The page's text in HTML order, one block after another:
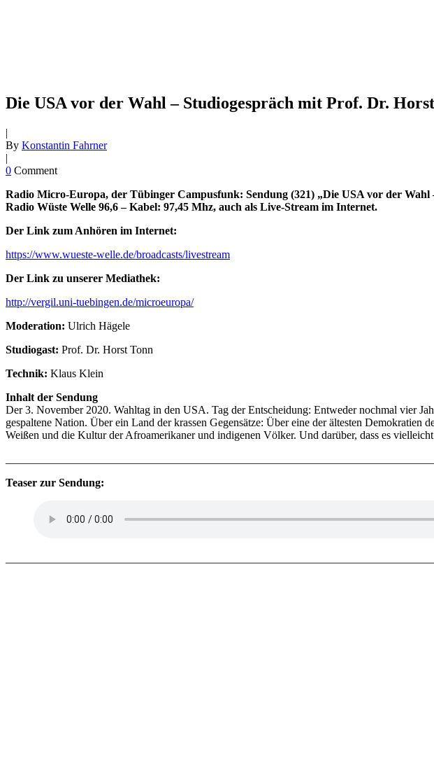
Die USA vor der Wahl – Studiogespräch mit Prof. Dr.
|
By Konstantin Fahrner
|
0 Comment
Radio Micro-Europa, der Tübinger Campusfunk: Sendung (321) „Die USA vor der
Radio Wüste Welle 96,6 – Kabel: 97,45 Mhz, auch als Live-Stream im Internet.
Der Link zum Anhören im Internet:
https://www.wueste-welle.de/broadcasts/livestream
Der Link zu unserer Mediathek:
http://vergil.uni-tuebingen.de/microeuropa/
Moderation: Ulrich Hägele
Studiogast: Prof. Dr. Horst Tonn
Technik: Klaus Klein
Inhalt der Sendung
Der 3. November 2020. Wahltag in den USA. Tag der Entscheidung: Entweder nochmal vier
gespaltene Nation. Über ein Land der krassen Gegensätze: Über eine der ältesten
Weißen und die Kultur der Afroamerikaner und indigenen Völker. Und darüber, dass es
Teaser zur Sendung: